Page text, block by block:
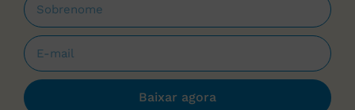
Baixar agora